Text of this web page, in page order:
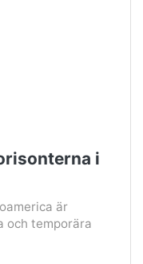
i
är
och temporära